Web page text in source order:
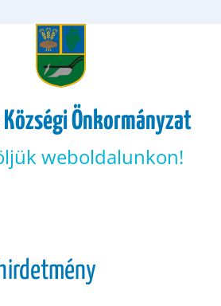
Önkormányzat
weboldalunkon!